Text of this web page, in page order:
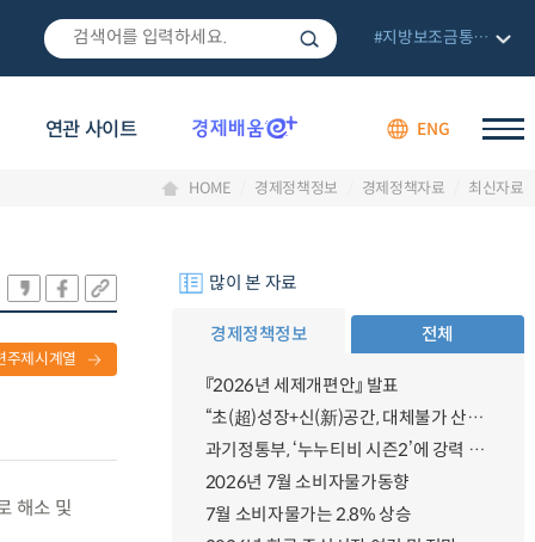
연관 사이트 ENG
#지방보조금통합관리망
HOME 경제정책정보 경제정책자료 최신자료
주제시계열
해소 및
많이 본 자료
경제정책정보 전체
『2026년 세제개편안』 발표
“초(超)성장+신(新)공간, 대체불가 산업강국”
과기정통부, ‘누누티비 시즌2’에 강력 대응 의지 밝혀
2026년 7월 소비자물가동향
7월 소비자물가는 2.8% 상승